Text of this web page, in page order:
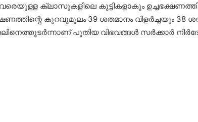
ക്ലാസുകളിലെ കുട്ടികളാകും
കുറവുമൂലം 39 ശതമാനം വിളര്‍ച്ചയും 38
പുതിയ വിഭവങ്ങള്‍ സര്‍ക്കാര്‍